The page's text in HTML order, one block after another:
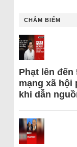
CHÂM BIẾM
Phạt lên
mạng xã hội
khi dẫn